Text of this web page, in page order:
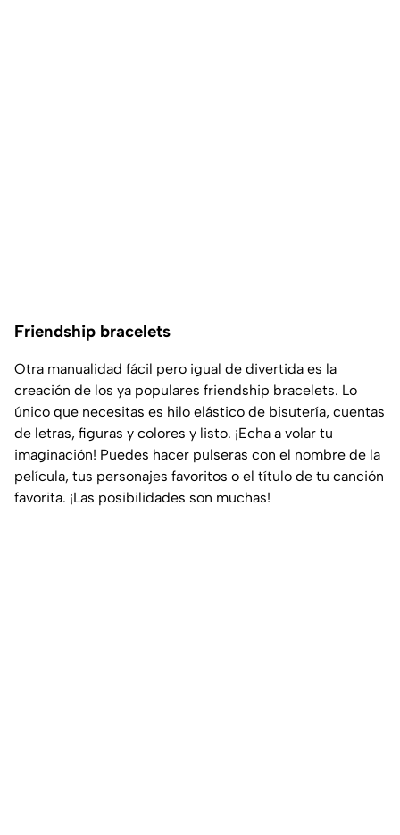
Friendship bracelets
Otra manualidad fácil pero igual de divertida es la
creación de los ya populares friendship bracelets. Lo
único que necesitas es hilo elástico de bisutería, cuentas
de letras, figuras y colores y listo. ¡Echa a volar tu
imaginación! Puedes hacer pulseras con el nombre de la
película, tus personajes favoritos o el título de tu canción
favorita. ¡Las posibilidades son muchas!